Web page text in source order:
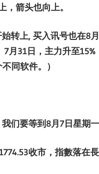
， 箭头也向上。
转上, 买入讯号也在8月
月31日，主力升至
同软件。 ）
们要等到 8月7日星期
收市，指數落在